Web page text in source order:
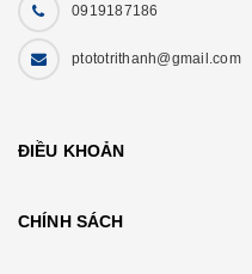
0919187186
ptototrithanh@gmail.com
ĐIỀU KHOẢN
CHÍNH SÁCH